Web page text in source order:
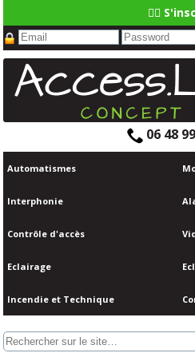
👆🏼
06 48
Automatismes
Interphonie
Contrôle d'accès
Eclairage
Incendie et Technique